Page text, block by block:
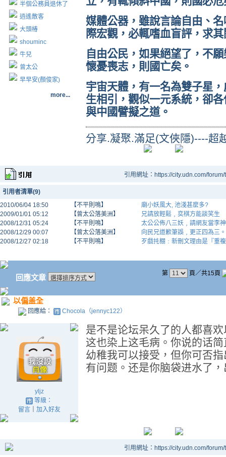
半個公務員退休了
逍遙散客
大頭椿
shouminc
牛兒
曾太公
早早安(顏俊家)
more...
媒體公器，雖說言論自由、
際宏觀，必輒嗜血盲評，求
自由公民，如果絕望了，不
懷憂喪志，則國亡矣。
宇宙天體，有一名為雙子星
生相引，觀似一元系統，卻
與中國譬擬之道。
分享.凝聚.滿足(文俠隱)----超
引用網址：https://city.udn.com/
引用者清單(9)
2010/06/04 18:50
【不平則鳴】
廟小妖風大, 池淺甚麼多?
2009/01/01 05:12
【曾太公落美洲】
兄請放輕鬆﹐奕棋方能談笑生
2008/12/31 05:24
【不平則鳴】
太公公佈八三妖﹐請網友當李
2008/12/29 00:07
【曾太公落美洲】
向民兄道歉筆誤﹐更正四為三
2008/12/27 02:18
【不平則鳴】 歹戲扥棚﹕新刪文理由是『重
回應文章 第 頁／共15頁
以偏盖全
回應給： Chocola（jennyc122）
yljz
等級：
留言｜ 加入好友
是不是论坛呆久了的人都喜
这也染上这毛病。你说的话
幼稚我可以接受，但你可否
有问题。还是你脑袋进水了
引用網址：https://city.udn.com/